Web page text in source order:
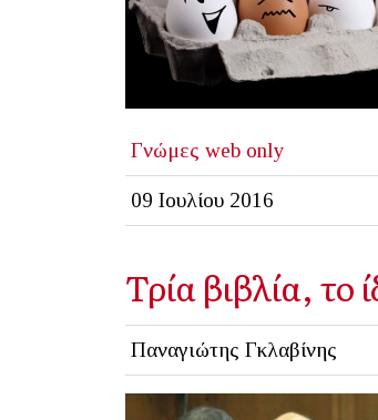
Γνώμες web only
09 Ιουλίου 2016
Τρία βιβλία, το
Παναγιώτης Γκλαβίνης